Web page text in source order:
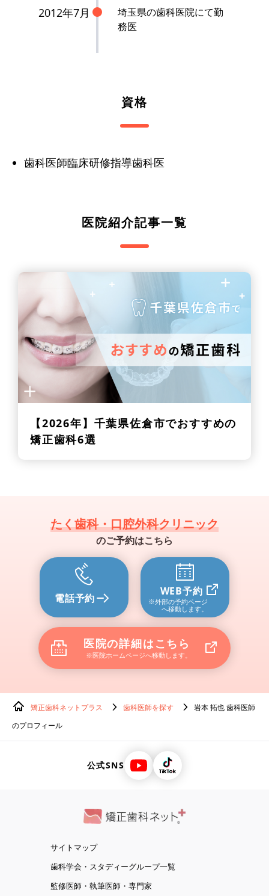
2012年7月
埼玉県の歯科医院にて勤
務医
資格
歯科医師臨床研修指導歯科医
医院紹介記事一覧
【2026年】 千葉県佐倉市でおすすめの
矯正歯科6選
たく歯科・口腔外科クリニック
のご予約はこちら
電話予約
WEB予約
※外部の予約ページ
へ移動します。
医院の詳細はこちら
※医院ホームページへ移動します。
矯正歯科ネットプラス 歯科医師を探す
岩本 拓也 歯科医師
のプロフィール
公式SNS
サイトマップ
歯科学会・スタディーグループ一覧
監修医師・執筆医師・専門家